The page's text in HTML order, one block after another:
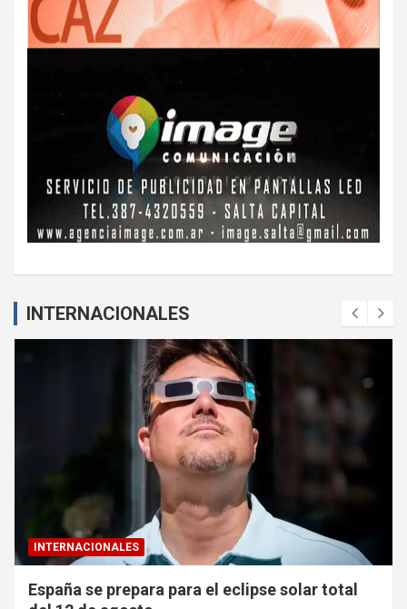
INTERNACIONALES
INTERNACIONALES
España se prepara para el eclipse solar total